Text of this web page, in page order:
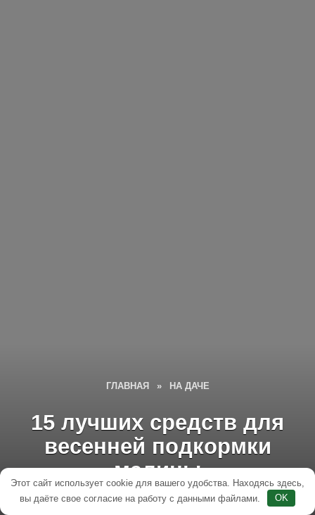
ГЛАВНАЯ » НА ДАЧЕ
15 лучших средств для
весенней подкормки
малины
Этот сайт использует cookie для вашего удобства. Находясь здесь,
вы даёте свое согласие на работу с данными файлами.
OK